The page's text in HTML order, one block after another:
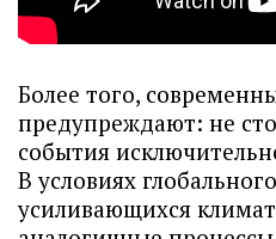
Более того,
предупреждают: не
события
В условиях
усиливающихся